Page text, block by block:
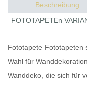
Beschreibung
FOTOTAPETEn
Fototapete Fototapeten
Wahl für
Wanddeko, die sich für